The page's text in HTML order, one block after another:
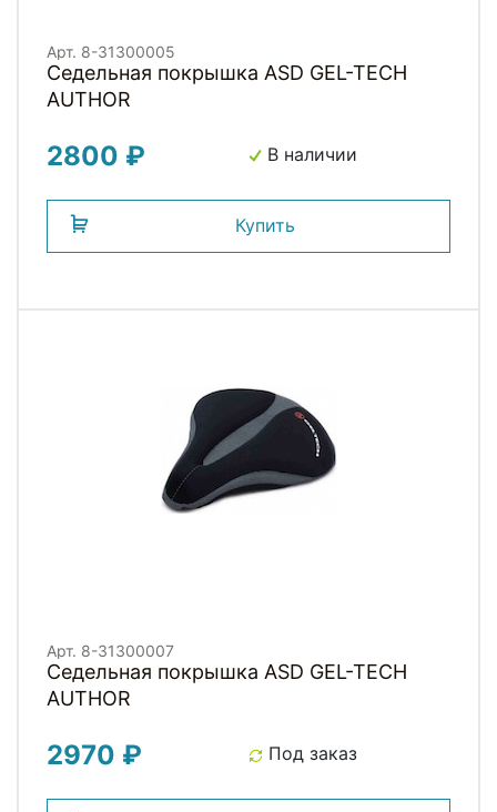
Арт. 8-31300005
Седельная покрышка ASD GEL-TECH
AUTHOR
2800 ₽ В наличии
Купить
Арт. 8-31300007
Седельная покрышка ASD GEL-TECH
AUTHOR
2970 ₽ Под заказ